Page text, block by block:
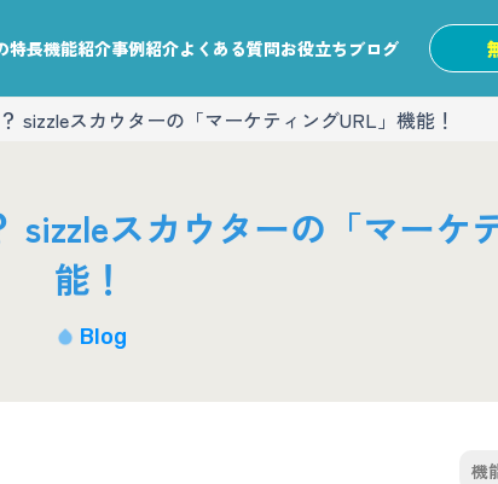
特長機能紹介事例紹介よくある質問お役立ちブログ
sizzleスカウターの「マーケティングURL」機能！
スカウターの「マーケ
能！
Blog
機